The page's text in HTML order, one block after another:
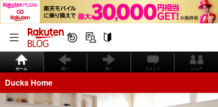
ホーム 前へ 次へ コメント シェア
Ducks Home